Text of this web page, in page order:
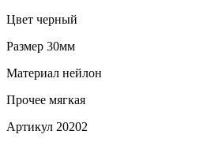
Цвет черный
Размер 30мм
Материал нейлон
Прочее мягкая
Артикул 20202